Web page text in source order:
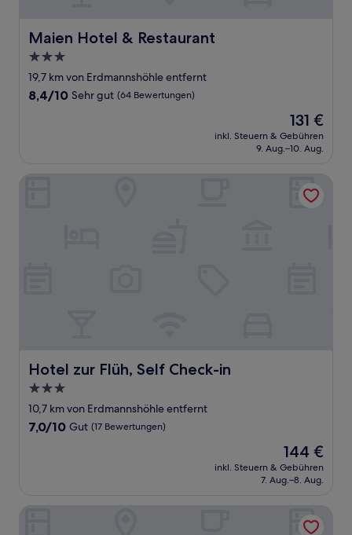
Maien Hotel & Restaurant
Maien Hotel & Restaurant
3.0-
Sterne-
Unterkunft
19,7 km von Erdmannshöhle entfernt
8.4
Bewertungen)
8,4/10 Sehr gut (64 Bewertungen)
Der
Preis
beträgt
131 €
inkl. Steuern & Gebühren
9. Aug.–10. Aug.
Hotel zur Flüh, Self Check-in
Hotel zur Flüh, Self Check-in
3.0-
Sterne-
Unterkunft
10,7 km von Erdmannshöhle entfernt
7.0
7,0/10 Gut (17 Bewertungen)
Der
Preis
beträgt
144 €
inkl. Steuern & Gebühren
7. Aug.–8. Aug.